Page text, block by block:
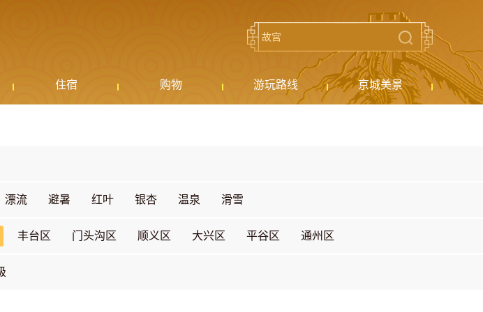
住宿 购物 游玩路线 京城美景
漂流 避暑 红叶 银杏 温泉 滑雪
丰台区 门头沟区 顺义区 大兴区 平谷区 通州区